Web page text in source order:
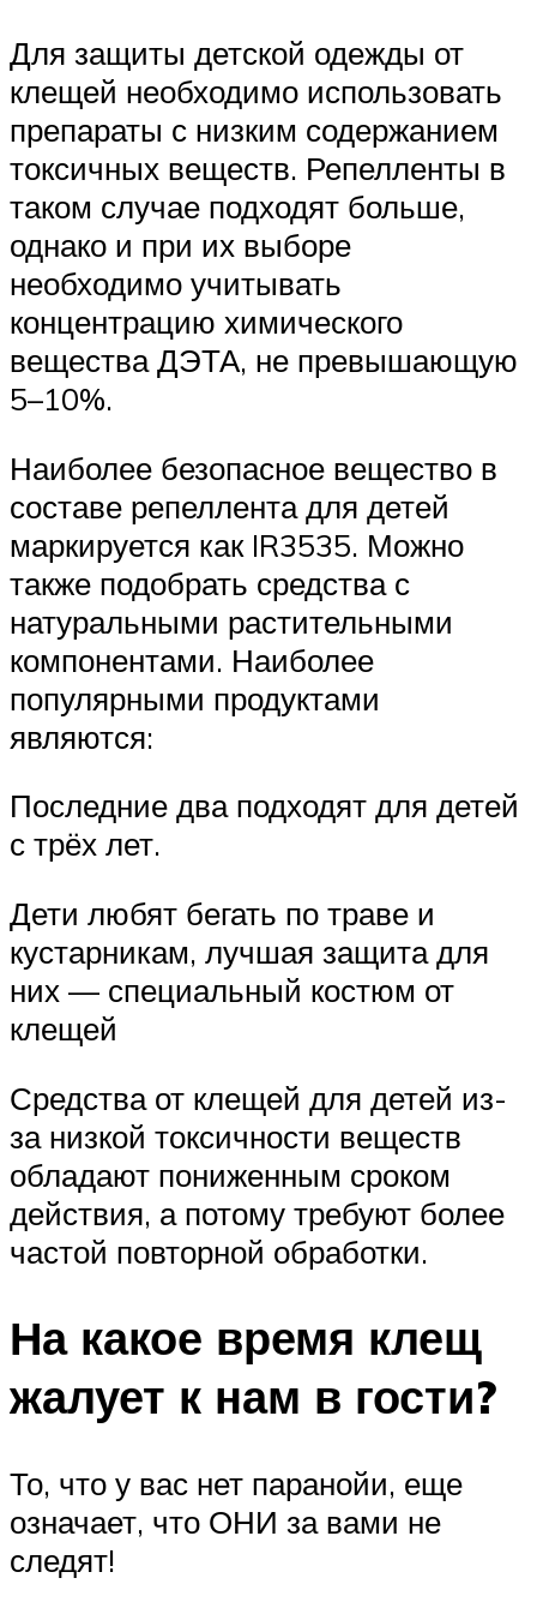
Для защиты детской одежды от
клещей необходимо использовать
препараты с низким содержанием
токсичных веществ. Репелленты в
таком случае подходят больше,
однако и при их выборе
необходимо учитывать
концентрацию химического
вещества ДЭТА, не превышающую
5–10%.
Наиболее безопасное вещество в
составе репеллента для детей
маркируется как IR3535. Можно
также подобрать средства с
натуральными растительными
компонентами. Наиболее
популярными продуктами
являются:
Последние два подходят для детей
с трёх лет.
Дети любят бегать по траве и
кустарникам, лучшая защита для
них — специальный костюм от
клещей
Средства от клещей для детей из-
за низкой токсичности веществ
обладают пониженным сроком
действия, а потому требуют более
частой повторной обработки.
На какое время клещ
жалует к нам в гости?
То, что у вас нет паранойи, еще
означает, что ОНИ за вами не
следят!